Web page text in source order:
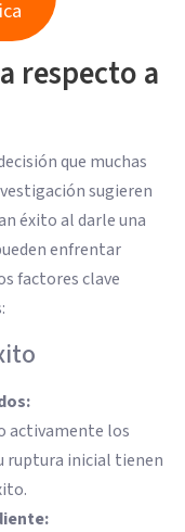
respecto a
que muchas
sugieren
éxito al darle una
enfrentar
factores clave
activamente los
ruptura inicial tienen